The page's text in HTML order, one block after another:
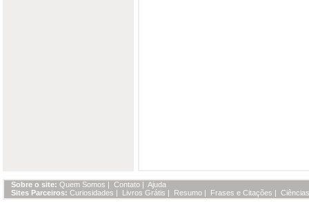
Sobre o site: Quem Somos | Contato | Ajuda
Sites Parceiros: Curiosidades | Livros Grátis | Resumo | Frases e Citações |